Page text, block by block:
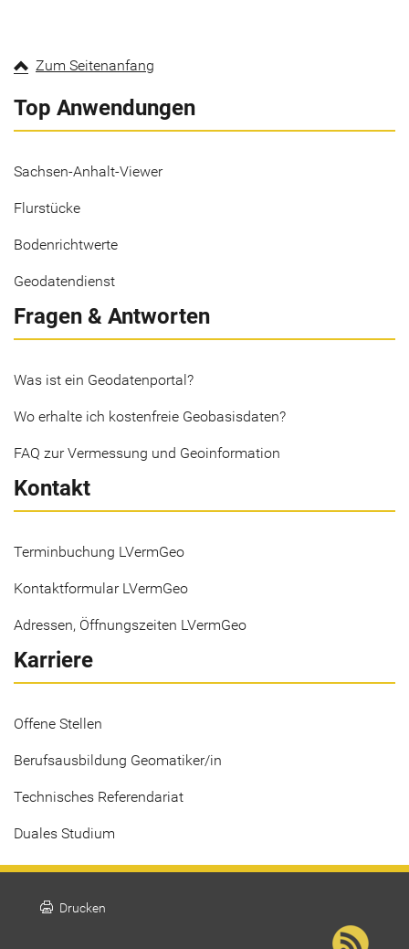
Zum Seitenanfang
Top Anwendungen
Sachsen-Anhalt-Viewer
Flurstücke
Bodenrichtwerte
Geodatendienst
Fragen & Antworten
Was ist ein Geodatenportal?
Wo erhalte ich kostenfreie Geobasisdaten?
FAQ zur Vermessung und Geoinformation
Kontakt
Terminbuchung LVermGeo
Kontaktformular LVermGeo
Adressen, Öffnungszeiten LVermGeo
Karriere
Offene Stellen
Berufsausbildung Geomatiker/in
Technisches Referendariat
Duales Studium
print Drucken